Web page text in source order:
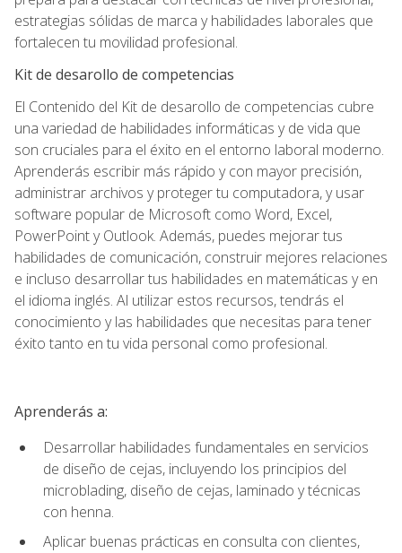
estrategias sólidas de marca y habilidades laborales que
fortalecen tu movilidad profesional.
Kit de desarollo de competencias
El Contenido del Kit de desarollo de competencias cubre
una variedad de habilidades informáticas y de vida que
son cruciales para el éxito en el entorno laboral moderno.
Aprenderás escribir más rápido y con mayor precisión,
administrar archivos y proteger tu computadora, y usar
software popular de Microsoft como Word, Excel,
PowerPoint y Outlook. Además, puedes mejorar tus
habilidades de comunicación, construir mejores relaciones
e incluso desarrollar tus habilidades en matemáticas y en
el idioma inglés. Al utilizar estos recursos, tendrás el
conocimiento y las habilidades que necesitas para tener
éxito tanto en tu vida personal como profesional.
Aprenderás a:
Desarrollar habilidades fundamentales en servicios
de diseño de cejas, incluyendo los principios del
microblading, diseño de cejas, laminado y técnicas
con henna.
Aplicar buenas prácticas en consulta con clientes,